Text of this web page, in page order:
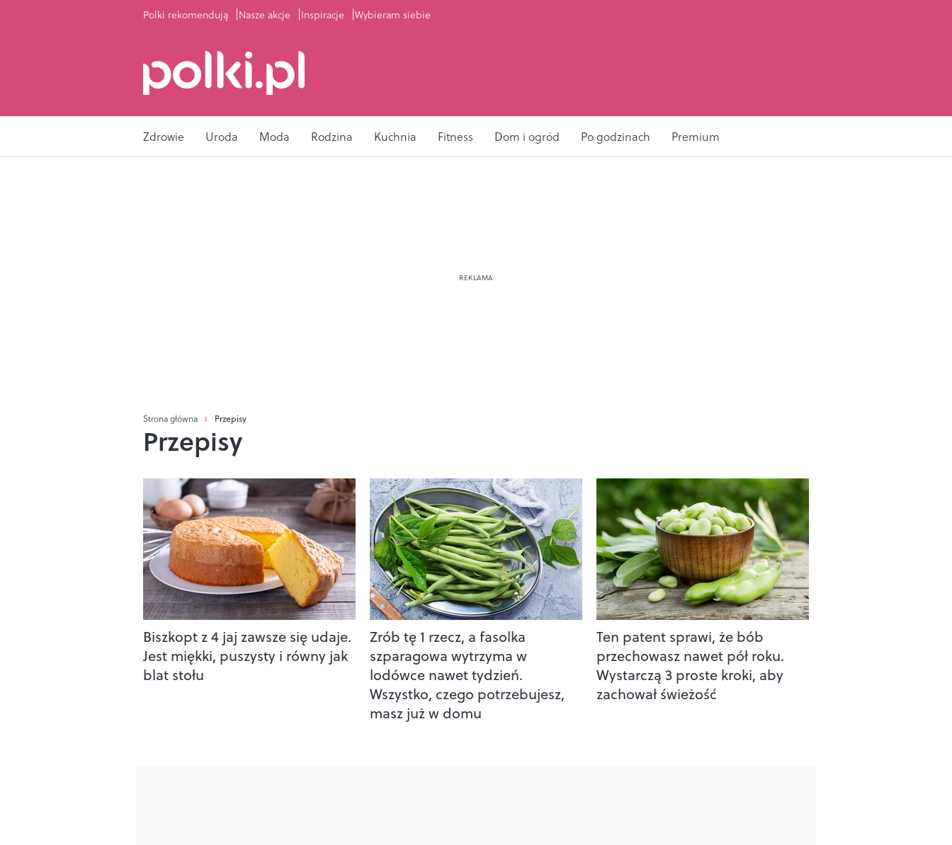
Polki rekomendują Nasze akcje Inspiracje Wybieram siebie
Zdrowie Uroda Moda Rodzina Kuchnia Fitness Dom i ogród Po godzinach Premium
Strona główna Przepisy
Przepisy
Biszkopt z 4 jaj zawsze się udaje.
Jest miękki, puszysty i równy jak
blat stołu
Zrób tę 1 rzecz, a fasolka
szparagowa wytrzyma w
lodówce nawet tydzień.
Wszystko, czego potrzebujesz,
masz już w domu
Ten patent sprawi, że bób
przechowasz nawet pół roku.
Wystarczą 3 proste kroki, aby
zachował świeżość